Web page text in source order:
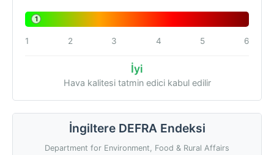
1
1 2 3 4 5 6
İyi
Hava kalitesi tatmin edici kabul edilir
İngiltere DEFRA Endeksi
Department for Environment, Food & Rural Affairs